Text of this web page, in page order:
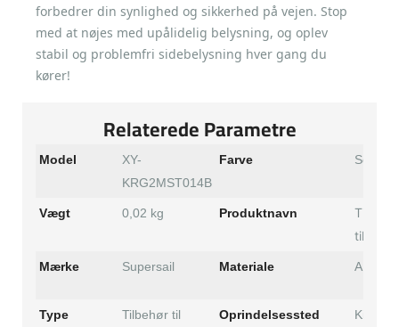
forbedrer din synlighed og sikkerhed på vejen. Stop
med at nøjes med upålidelig belysning, og oplev
stabil og problemfri sidebelysning hver gang du
kører!
Relaterede Parametre
Model
XY-
KRG2MST014B
Farve Sort
Vægt 0,02 kg Produktnavn
til
Mærke Supersail Materiale ABS
Type
Tilbehør til
Oprindelsessted Kina